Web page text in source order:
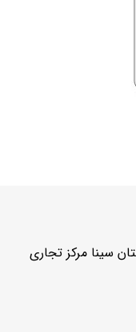
سینا مرکز تجاری